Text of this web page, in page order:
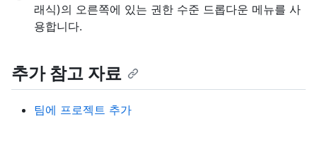
래식)의 오른쪽에 있는 권한 수준 드롭다운 메뉴를 사
용합니다.
추가 참고 자료
팀에 프로젝트 추가